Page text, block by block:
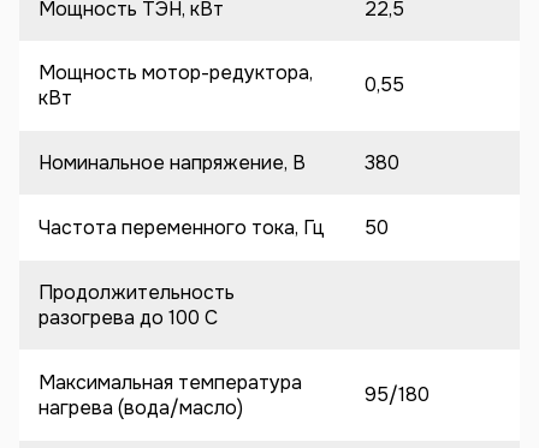
Мощность ТЭН, кВт 22,5
Мощность мотор-редуктора,
кВт
0,55
Номинальное напряжение, В 380
Частота переменного тока, Гц 50
Продолжительность
разогрева до 100 C
Максимальная температура
нагрева (вода/масло)
95/180